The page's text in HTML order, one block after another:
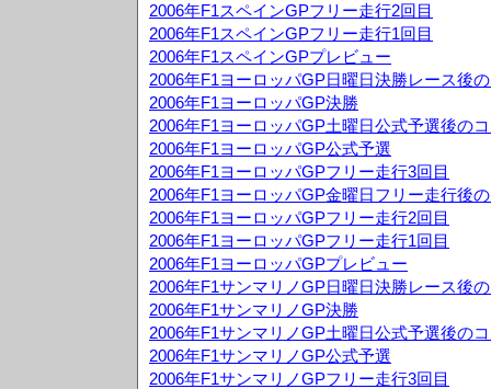
2006年F1スペインGPフリー走行2回目
2006年F1スペインGPフリー走行1回目
2006年F1スペインGPプレビュー
2006年F1ヨーロッパGP日曜日決勝レース後
2006年F1ヨーロッパGP決勝
2006年F1ヨーロッパGP土曜日公式予選後の
2006年F1ヨーロッパGP公式予選
2006年F1ヨーロッパGPフリー走行3回目
2006年F1ヨーロッパGP金曜日フリー走行後
2006年F1ヨーロッパGPフリー走行2回目
2006年F1ヨーロッパGPフリー走行1回目
2006年F1ヨーロッパGPプレビュー
2006年F1サンマリノGP日曜日決勝レース後
2006年F1サンマリノGP決勝
2006年F1サンマリノGP土曜日公式予選後の
2006年F1サンマリノGP公式予選
2006年F1サンマリノGPフリー走行3回目